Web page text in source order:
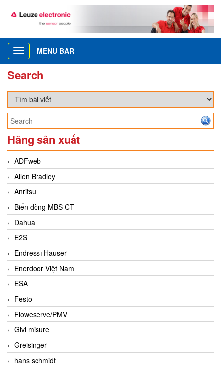
Toggle
navigation
MENU BAR
Search
Hãng sản xuất
ADFweb
Allen Bradley
Anritsu
Biến dòng MBS CT
Dahua
E2S
Endress+Hauser
Enerdoor Việt Nam
ESA
Festo
Floweserve/PMV
Givi misure
Greisinger
hans schmidt